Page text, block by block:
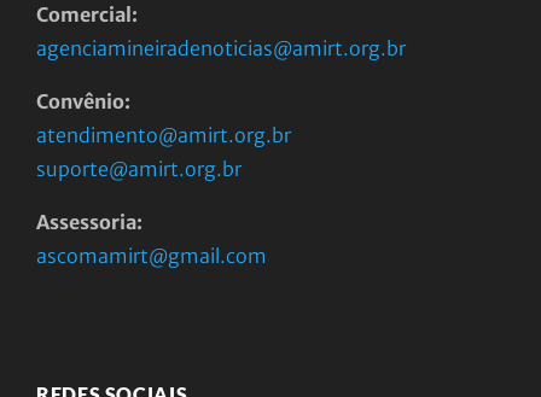
Comercial:
agenciamineiradenoticias@amirt.org.br
Convênio:
atendimento@amirt.org.br
suporte@amirt.org.br
Assessoria:
ascomamirt@gmail.com